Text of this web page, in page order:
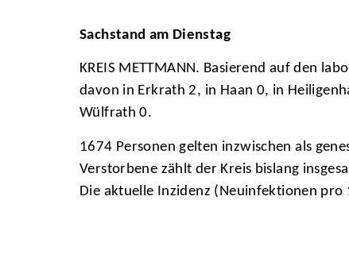
Sachstand am Dienstag
KREIS METTMANN. Basierend auf den
davon in Erkrath 2, in Haan 0, in
Wülfrath 0.
1674 Personen gelten inzwischen als
Verstorbene zählt der Kreis bislang
Die aktuelle Inzidenz (Neuinfektionen